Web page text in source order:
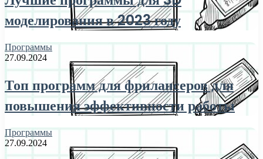
моделирования в 2023 году
Программы
27.09.2024
Топ программ для фрилансеров для
повышения эффективности работы
Программы
27.09.2024